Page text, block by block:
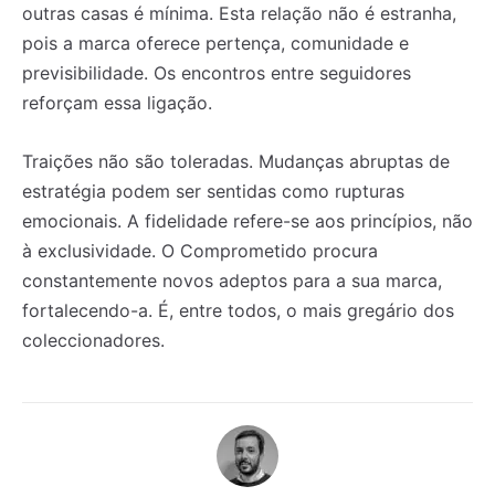
outras casas é mínima. Esta relação não é estranha,
pois a marca oferece pertença, comunidade e
previsibilidade. Os encontros entre seguidores
reforçam essa ligação.
Traições não são toleradas. Mudanças abruptas de
estratégia podem ser sentidas como rupturas
emocionais. A fidelidade refere-se aos princípios, não
à exclusividade. O Comprometido procura
constantemente novos adeptos para a sua marca,
fortalecendo-a. É, entre todos, o mais gregário dos
coleccionadores.